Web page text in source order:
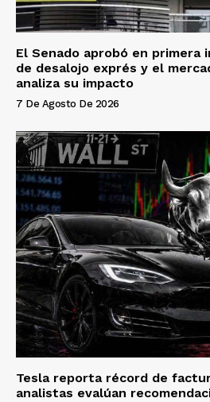
El Senado aprobó en
de desalojo exprés y el
analiza su impacto
7 De Agosto De 2026
Tesla reporta récord de
analistas evalúan